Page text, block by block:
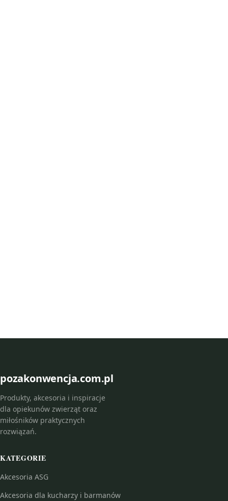
pozakonwencja.com.pl
Produkty, akcesoria i inspiracje
dla opiekunów zwierząt oraz
miłośników praktycznych
rozwiązań.
KATEGORIE
Akcesoria ASG
Akcesoria dla kucharzy i barmanów